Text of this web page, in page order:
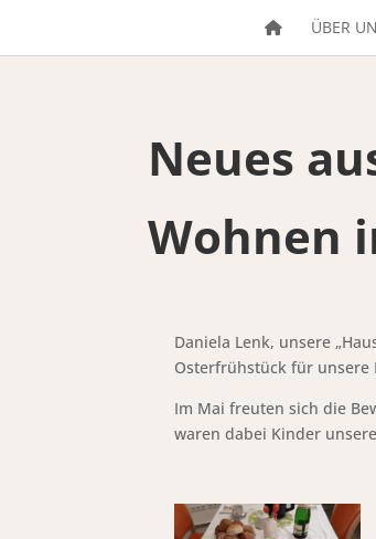
ÜBER
Neues
Wohnen
Daniela Lenk, unsere
Osterfrühstück für unsere
Im Mai freuten sich die
waren dabei Kinder